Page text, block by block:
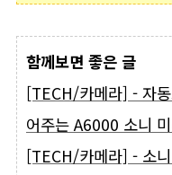
함께보면 좋은 글
[TECH/카메라] - 자
어주는 A6000 소니
[TECH/카메라] - 소